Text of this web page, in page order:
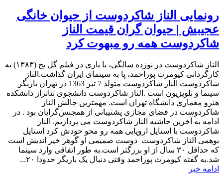
رونمایی الناز شاکردوست از حیوان خانگی
عجیبش | حیوان گران قیمت الناز
شاکردوست همه رو مبهوت کرد
الناز شاکردوست در نوزده سالگی، با بازی در فیلم گل یخ (۱۳۸۳) به
کارگردانی کیومرث پوراحمد، پا به سینمای ایران گذاشت.الناز
شاکردوست الناز شاکردوست متولد 7 تیر 1363 در تهران بازیگر
سینما و تلویزیون است .الناز شاکردوست دانشجوی تئاتراز دانشکده
هنرو معماری دانشگاه تهران است. مهمترین چالش الناز
شاکردوست در فضای مجازی پشتیبانی از همجنس‌گرایان بود . در
ادامه به آخرین حاشیه الناز شاکردوست می پردازیم. الناز
شاکردوست با استایل اروپایی همه رو محو خودش کرد استایل
بوهمی الناز شاکردوست دوست صمیمی او گوهر خیر اندیش است
که حداقل ۳۰ سال از او بزرگتر است.به طور اتفاقی وارد سینما
شد.به گفته کیومرث پوراحمد وقتی دنبال یک بازیگر حدودا ۲۰...
ادامه خبر